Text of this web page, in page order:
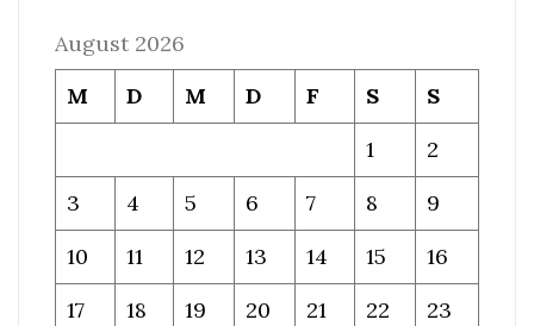
August 2026
M
D M D F S
S
1
2
3
4 5 6 7 8
9
10
11 12 13 14 15
16
17
18 19 20 21 22
23